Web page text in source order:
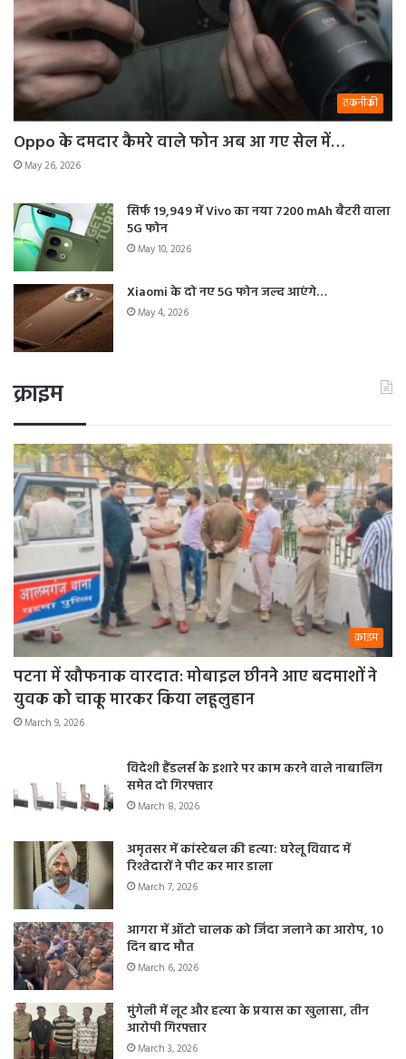
तकनीकी
Oppo के दमदार कैमरे वाले फोन अब आ गए सेल में…
May 26, 2026
सिर्फ 19,949 में Vivo का नया 7200 mAh बैटरी वाला
5G फोन
May 10, 2026
Xiaomi के दो नए 5G फोन जल्द आएंगे…
May 4, 2026
क्राइम
क्राइम
पटना में खौफनाक वारदात: मोबाइल छीनने आए बदमाशों ने
युवक को चाकू मारकर किया लहूलुहान
March 9, 2026
विदेशी हैंडलर्स के इशारे पर काम करने वाले नाबालिग
समेत दो गिरफ्तार
March 8, 2026
अमृतसर में कांस्टेबल की हत्या: घरेलू विवाद में
रिश्तेदारों ने पीट कर मार डाला
March 7, 2026
आगरा में ऑटो चालक को जिंदा जलाने का आरोप, 10
दिन बाद मौत
March 6, 2026
मुंगेली में लूट और हत्या के प्रयास का खुलासा, तीन
आरोपी गिरफ्तार
March 3, 2026